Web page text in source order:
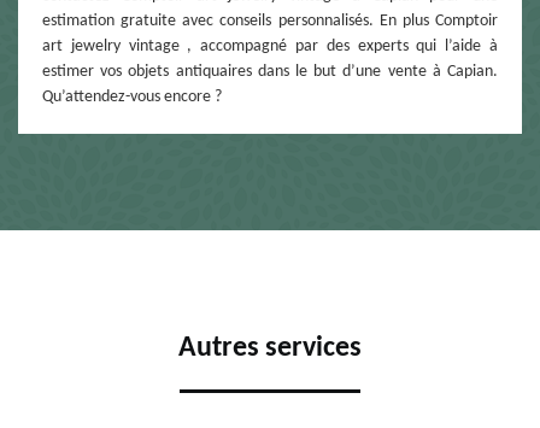
estimation gratuite avec conseils personnalisés. En plus Comptoir
art jewelry vintage , accompagné par des experts qui l’aide à
estimer vos objets antiquaires dans le but d’une vente à Capian.
Qu’attendez-vous encore ?
Autres services